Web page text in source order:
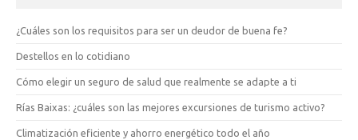
¿Cuáles son los requisitos para ser un deudor de buena fe?
Destellos en lo cotidiano
Cómo elegir un seguro de salud que realmente se adapte a ti
Rías Baixas: ¿cuáles son las mejores excursiones de turismo activo?
Climatización eficiente y ahorro energético todo el año